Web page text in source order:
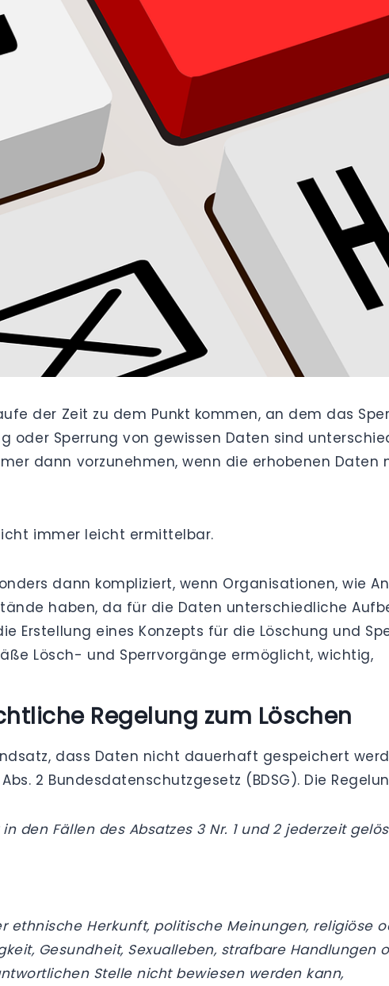
der Zeit zu dem Punkt kommen, an dem das
oder Sperrung von gewissen Daten sind
dann vorzunehmen, wenn die erhobenen
immer leicht ermittelbar.
dann kompliziert, wenn Organisationen, wie
haben, da für die Daten unterschiedliche
Erstellung eines Konzepts für die Löschung und
Lösch- und Sperrvorgänge ermöglicht, wichtig,
Regelung zum Löschen
dass Daten nicht dauerhaft gespeichert
2 Bundesdatenschutzgesetz (BDSG). Die
den Fällen des Absatzes 3 Nr. 1 und 2 jederzeit
ethnische Herkunft, politische Meinungen, religiöse
Gesundheit, Sexualleben, strafbare Handlungen
Stelle nicht bewiesen werden kann,